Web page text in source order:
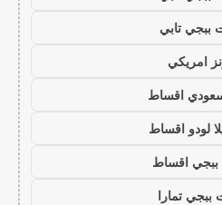
ببجي تابي
امريكي
سعودي اقساط
لودو اقساط
اقساط
تمارا